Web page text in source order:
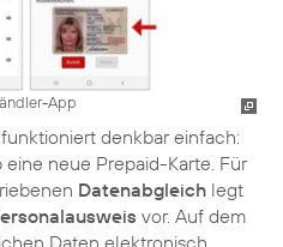
App
denkbar einfach:
neue Prepaid-Karte. Für
Datenabgleich legt
vor. Auf dem
Daten elektronisch